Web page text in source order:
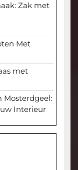
Zak met
Met
met
Mosterdgeel:
Interieur